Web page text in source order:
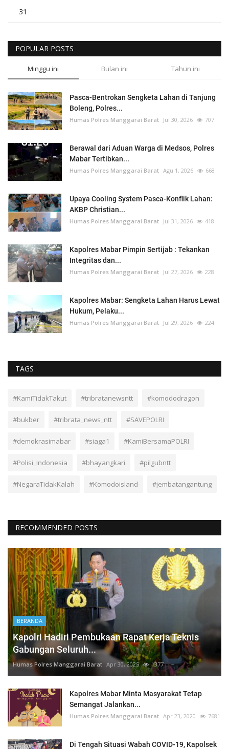
31
POPULAR POSTS
Minggu ini Bulan ini Tahun ini
Pasca-Bentrokan Sengketa Lahan di Tanjung
Boleng, Polres...
Humas Polres Manggarai Barat Jul 30, 2026 707
Berawal dari Aduan Warga di Medsos, Polres
Mabar Tertibkan...
Humas Polres Manggarai Barat Agu 1, 2026 668
Upaya Cooling System Pasca-Konflik Lahan:
AKBP Christian...
Humas Polres Manggarai Barat Jul 31, 2026 418
Kapolres Mabar Pimpin Sertijab : Tekankan
Integritas dan...
Humas Polres Manggarai Barat Jul 27, 2026 228
Kapolres Mabar: Sengketa Lahan Harus Lewat
Hukum, Pelaku...
Humas Polres Manggarai Barat Jul 29, 2026 224
TAGS
#KamiTidakTakut #tribratanewsntt #komododragon
#bukber #tribrata_news_ntt #SAVEPOLRI
#demokrasimabar #siaga1 #KamiBersamaPOLRI
#Polisi_Indonesia #bhayangkari #pilgubntt
#NegaraTidakKalah #Komodoisland #jembatangantung
RECOMMENDED POSTS
BERANDA
Kapolri Hadiri Pembukaan Rapat Kerja Teknis
Gabungan Seluruh...
Humas Polres Manggarai Barat Apr 30, 2025 1377
Kapolres Mabar Minta Masyarakat Tetap
Semangat Jalankan...
Humas Polres Manggarai Barat Apr 23, 2020 7681
Di Tengah Situasi Wabah COVID-19, Kapolsek